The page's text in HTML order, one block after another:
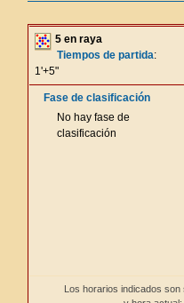
5 en raya
Tiempos de partida:
1'+5"
Fase de clasificación
No hay fase de
clasificación
Los horarios indicados